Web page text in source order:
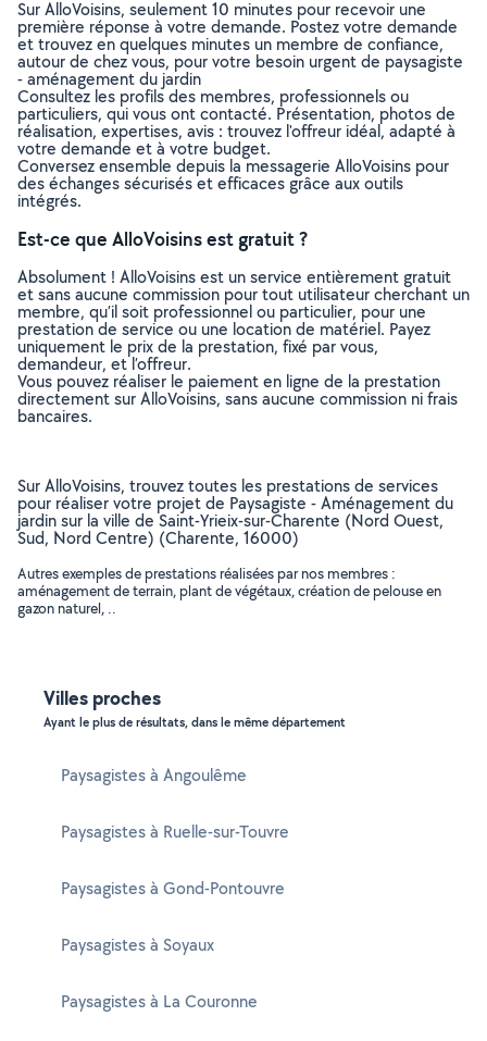
Sur AlloVoisins, seulement 10 minutes pour recevoir une
première réponse à votre demande. Postez votre demande
et trouvez en quelques minutes un membre de confiance,
autour de chez vous, pour votre besoin urgent de paysagiste
- aménagement du jardin
Consultez les profils des membres, professionnels ou
particuliers, qui vous ont contacté. Présentation, photos de
réalisation, expertises, avis : trouvez l'offreur idéal, adapté à
votre demande et à votre budget.
Conversez ensemble depuis la messagerie AlloVoisins pour
des échanges sécurisés et efficaces grâce aux outils
intégrés.
Est-ce que AlloVoisins est gratuit ?
Absolument ! AlloVoisins est un service entièrement gratuit
et sans aucune commission pour tout utilisateur cherchant un
membre, qu’il soit professionnel ou particulier, pour une
prestation de service ou une location de matériel. Payez
uniquement le prix de la prestation, fixé par vous,
demandeur, et l’offreur.
Vous pouvez réaliser le paiement en ligne de la prestation
directement sur AlloVoisins, sans aucune commission ni frais
bancaires.
Sur AlloVoisins, trouvez toutes les prestations de services
pour réaliser votre projet de Paysagiste - Aménagement du
jardin sur la ville de Saint-Yrieix-sur-Charente (Nord Ouest,
Sud, Nord Centre) (Charente, 16000)
Autres exemples de prestations réalisées par nos membres :
aménagement de terrain, plant de végétaux, création de pelouse en
gazon naturel, ..
Villes proches
Ayant le plus de résultats, dans le même département
Paysagistes à Angoulême
Paysagistes à Ruelle-sur-Touvre
Paysagistes à Gond-Pontouvre
Paysagistes à Soyaux
Paysagistes à La Couronne